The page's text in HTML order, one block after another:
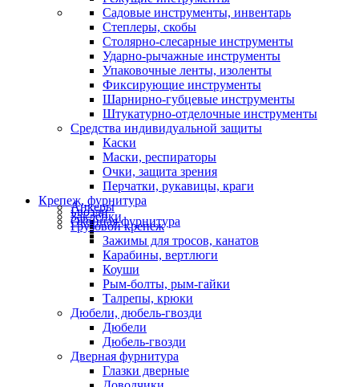
Садовые инструменты, инвентарь
Степлеры, скобы
Столярно-слесарные инструменты
Ударно-рычажные инструменты
Упаковочные ленты, изоленты
Фиксирующие инструменты
Шарнирно-губцевые инструменты
Штукатурно-отделочные инструменты
Средства индивидуальной защиты
Каски
Маски, респираторы
Очки, защита зрения
Перчатки, рукавицы, краги
Крепеж, фурнитура
Анкеры
Гвозди
Заклепки
Оконная фурнитура
Грузовой крепеж
Зажимы для тросов, канатов
Карабины, вертлюги
Коуши
Рым-болты, рым-гайки
Талрепы, крюки
Дюбели, дюбель-гвозди
Дюбели
Дюбель-гвозди
Дверная фурнитура
Глазки дверные